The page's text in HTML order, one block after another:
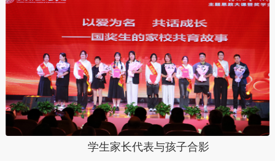
学生家长代表与孩子合影